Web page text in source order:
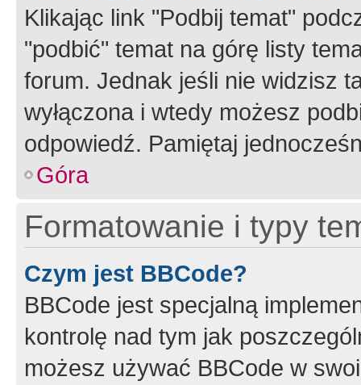
Klikając link "Podbij temat"
"podbić" temat na górę listy
forum. Jednak jeśli nie widzisz
wyłączona i wtedy możesz
odpowiedź. Pamiętaj
Góra
Formatowanie i typy
Czym jest BBCode?
BBCode jest specjalną
kontrolę nad tym jak
możesz używać BBCode w